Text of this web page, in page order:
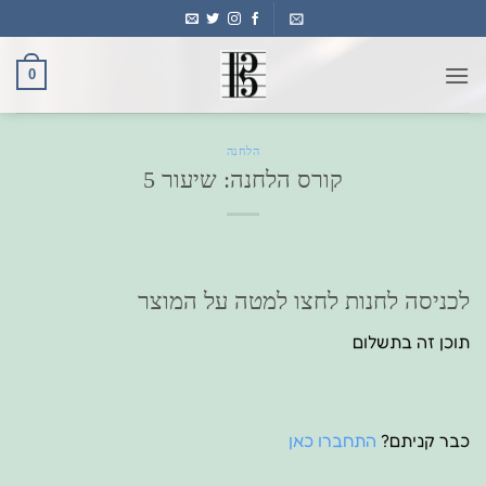
to
content
0
הלחנה
קורס הלחנה: שיעור 5
לכניסה לחנות לחצו למטה על המוצר
תוכן זה בתשלום
כבר קניתם? התחברו כאן